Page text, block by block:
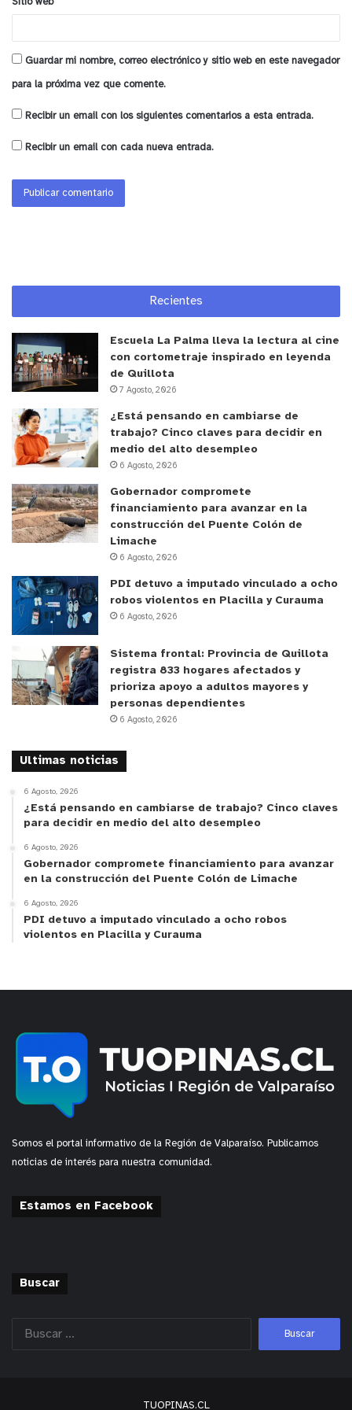
dólares. Hoy gracias a esta inyección de recursos
El precio mínimo identificado hoy en la Región
Metropolitana es de $984 el litro. Las comunas
donde se encuentran los precios más bajos están
precios del kerosene de todas las estaciones del
Guardar mi nombre, correo electrónico y sitio web en este navegador
para la próxima vez que comente.
Recibir un email con los siguientes comentarios a esta entrada.
Recibir un email con cada nueva entrada.
Recientes
Escuela La Palma lleva la lectura al cine
con cortometraje inspirado en leyenda
de Quillota
7 Agosto, 2026
¿Está pensando en cambiarse de
trabajo? Cinco claves para decidir en
medio del alto desempleo
6 Agosto, 2026
Gobernador compromete
financiamiento para avanzar en la
construcción del Puente Colón de
Limache
6 Agosto, 2026
PDI detuvo a imputado vinculado a ocho
robos violentos en Placilla y Curauma
6 Agosto, 2026
Sistema frontal: Provincia de Quillota
registra 833 hogares afectados y
prioriza apoyo a adultos mayores y
personas dependientes
6 Agosto, 2026
Ultimas noticias
6 Agosto, 2026
¿Está pensando en cambiarse de trabajo? Cinco claves
para decidir en medio del alto desempleo
6 Agosto, 2026
Gobernador compromete financiamiento para avanzar
en la construcción del Puente Colón de Limache
6 Agosto, 2026
PDI detuvo a imputado vinculado a ocho robos
violentos en Placilla y Curauma
Somos el portal informativo de la Región de Valparaíso. Publicamos
noticias de interés para nuestra comunidad.
Estamos en Facebook
Buscar
TUOPINAS.CL